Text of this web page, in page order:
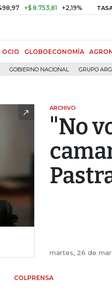
+$ 8.753,81 +2,19% TASA DE
OCIO GLOBOECONOMÍA
GOBIERNO NACIONAL GRUPO
ARCHIVO
"No
martes, 26 de
COLPRENSA